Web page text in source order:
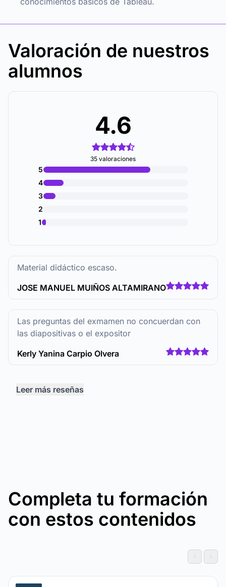
Valoración de nuestros
alumnos
4.6
35 valoraciones
5
4
3
2
1
Material didáctico escaso.
JOSE MANUEL MUIÑOS ALTAMIRANO
Las preguntas del exmamen no concuerdan con
las diapositivas o el expositor
Kerly Yanina Carpio Olvera
Leer más reseñas
Completa tu formación
con estos contenidos